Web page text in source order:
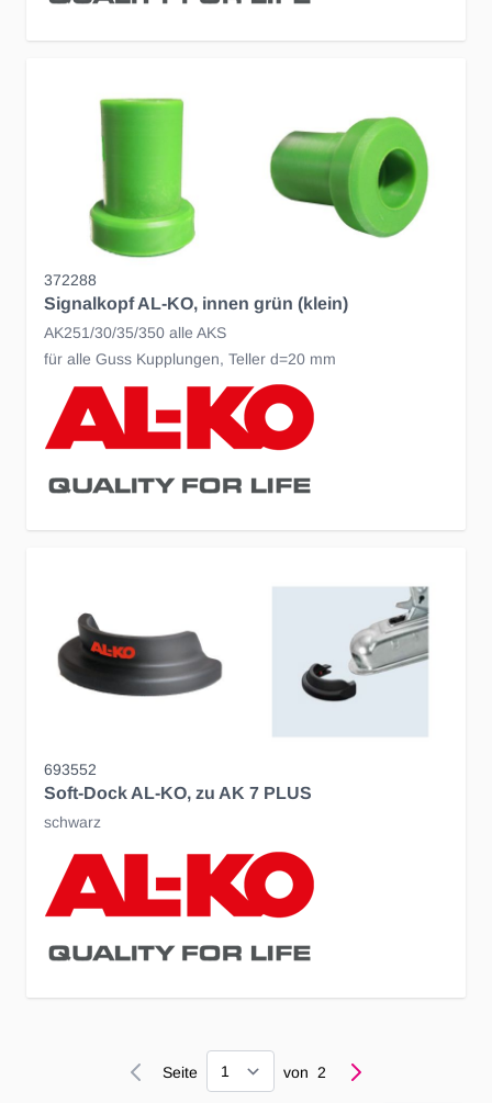
372288
Signalkopf AL-KO, innen grün (klein)
AK251/30/35/350 alle AKS
für alle Guss Kupplungen, Teller d=20 mm
693552
Soft-Dock AL-KO, zu AK 7 PLUS
schwarz
Seite von Seite
2